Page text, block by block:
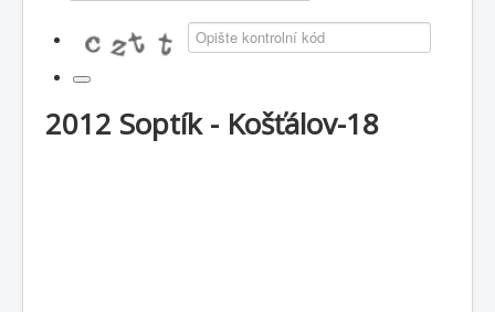
2012 Soptík - Košťálov-18